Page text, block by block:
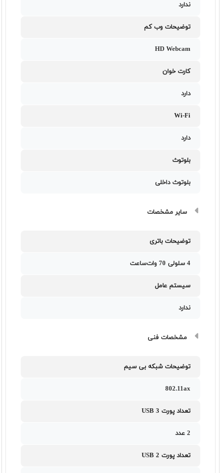
ندارد
توضیحات وب کم
HD Webcam
کارت خوان
دارد
Wi-Fi
دارد
بلوتوث
بلوتوث داخلی
سایر مشخصات
توضیحات باتری
4 سلولی 70 وات‌ساعت
سیستم عامل
ندارد
مشخصات فنی
توضیحات شبکه بی سیم
802.11ax
تعداد پورت USB 3
2 عدد
تعداد پورت USB 2